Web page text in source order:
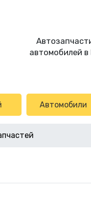
автомобилей в
Автомобили